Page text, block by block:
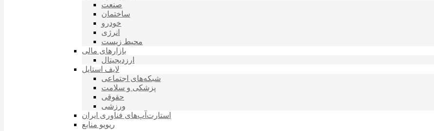
صنعت
ساختمان
خودرو
انرژی
محیط زیست
بازارهای مالی
ارزدیجیتال
لایف استایل
شبکه‌های اجتماعی
پزشکی و سلامت
حقوقی
ورزشی
استارت‌آپ‌های فناوری ایران
ریویو منابع